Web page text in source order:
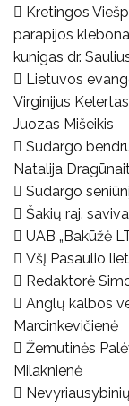
 Kretingos
parapijos
kunigas dr.
 Lietuvos
Virginijus
Juozas Mišeikis
 Sudargo
Natalija
 Sudargo
 Šakių raj.
 UAB „Bakūžė
 VšĮ Pasaulio
 Redaktorė
 Anglų kalbos
Marcinkevičienė
 Žemutinės
Milaknienė
